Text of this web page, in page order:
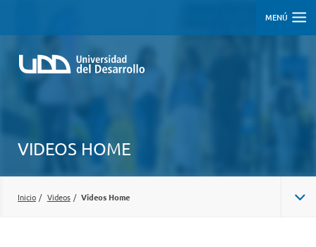
MENÚ
VIDEOS HOME
Inicio / Videos / Videos Home